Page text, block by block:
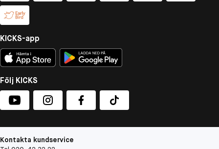
KICKS-app
Följ KICKS
Kontakta kundservice